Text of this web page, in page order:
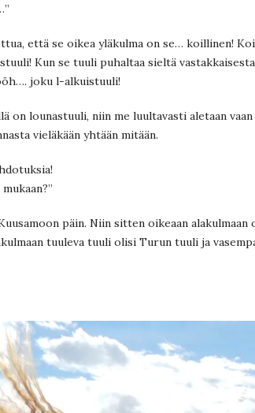
että se oikea yläkulma on se… koillinen!
Kun se tuuli puhaltaa sieltä
joku l-alkuistuuli!
on lounastuuli, niin me luultavasti aletaan
vieläkään yhtään mitään.
päin. Niin sitten oikeaan
tuuleva tuuli olisi Turun tuuli ja